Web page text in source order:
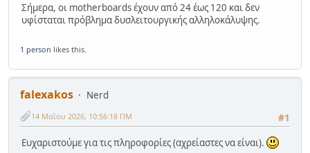
Σήμερα, οι motherboards έχουν από 24 έως 120 και δεν
υφίσταται πρόβλημα δυσλειτουργικής αλληλοκάλυψης.
1 person likes this.
falexakos
Nerd
#1
14 Μαΐου 2026, 10:56:18 ΠΜ
Ευχαριστούμε για τις πληροφορίες (αχρείαστες να είναι).